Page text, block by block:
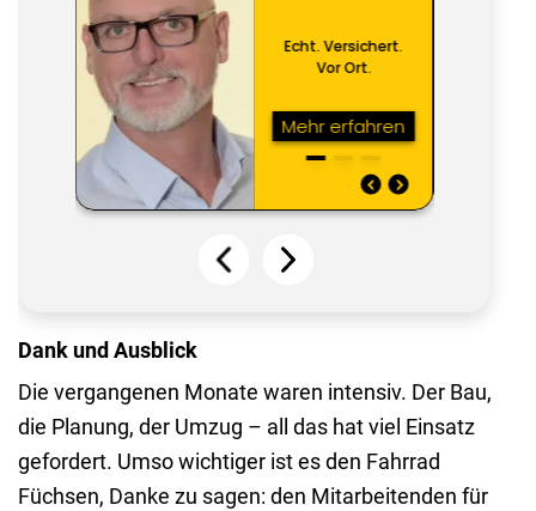
Dank und Ausblick
Die vergangenen Monate waren intensiv. Der Bau,
die Planung, der Umzug – all das hat viel Einsatz
gefordert. Umso wichtiger ist es den Fahrrad
Füchsen, Danke zu sagen: den Mitarbeitenden für